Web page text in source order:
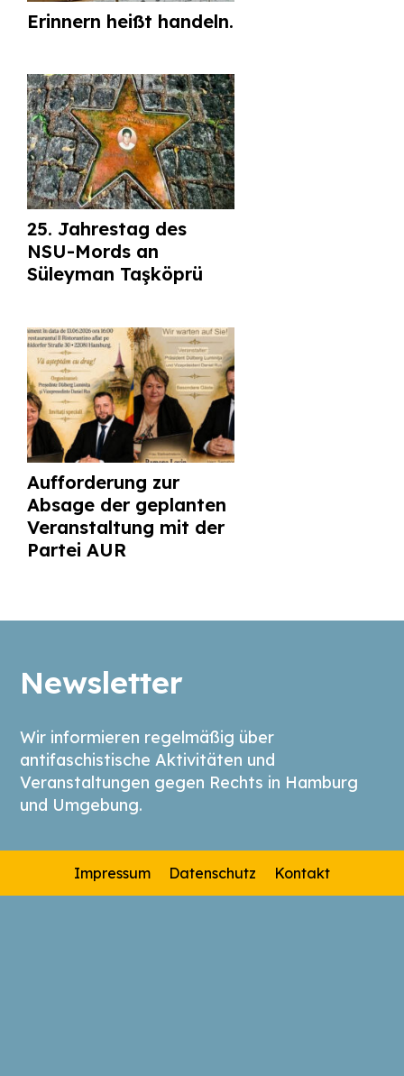
Erinnern heißt handeln.
25. Jahrestag des
NSU-Mords an
Süleyman Taşköprü
Aufforderung zur
Absage der geplanten
Veranstaltung mit der
Partei AUR
Newsletter
Wir informieren regelmäßig über
antifaschistische Aktivitäten und
Veranstaltungen gegen Rechts in Hamburg
und Umgebung.
Impressum Datenschutz Kontakt